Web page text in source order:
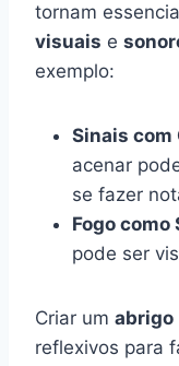
tornam
visuais e
exemplo:
Sinais com
acenar
se fazer
Fogo como
pode ser
Criar um abrigo
reflexivos para